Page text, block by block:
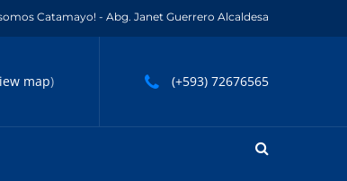
Catamayo! - Abg. Janet Guerrero Alcaldesa
map) (+593) 72676565